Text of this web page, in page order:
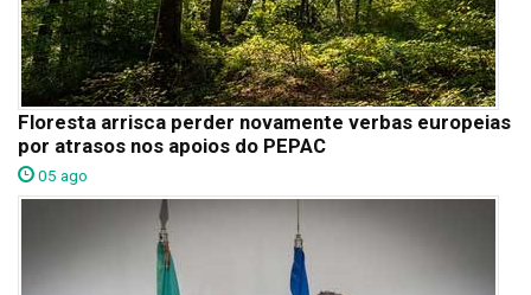
Floresta arrisca perder novamente verbas europeias
por atrasos nos apoios do PEPAC
05 ago